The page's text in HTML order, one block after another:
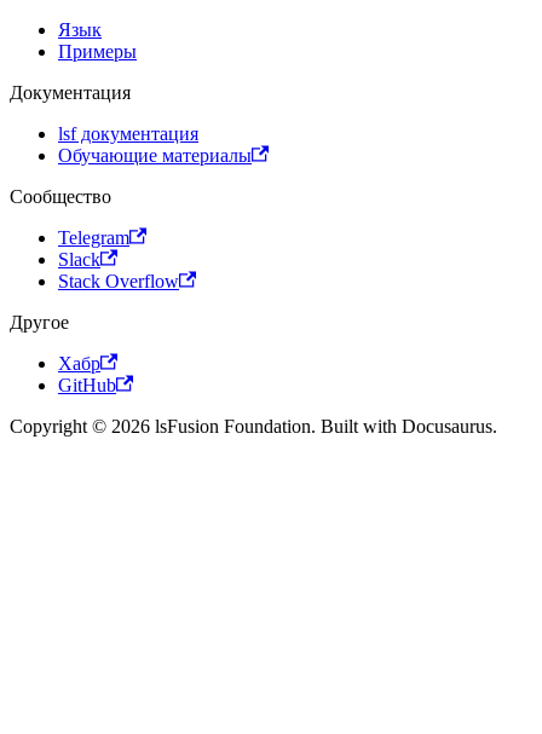
Язык
Примеры
Документация
lsf документация
Обучающие материалы
Сообщество
Telegram
Slack
Stack Overflow
Другое
Хабр
GitHub
Copyright © 2026 lsFusion Foundation. Built with Docusaurus.